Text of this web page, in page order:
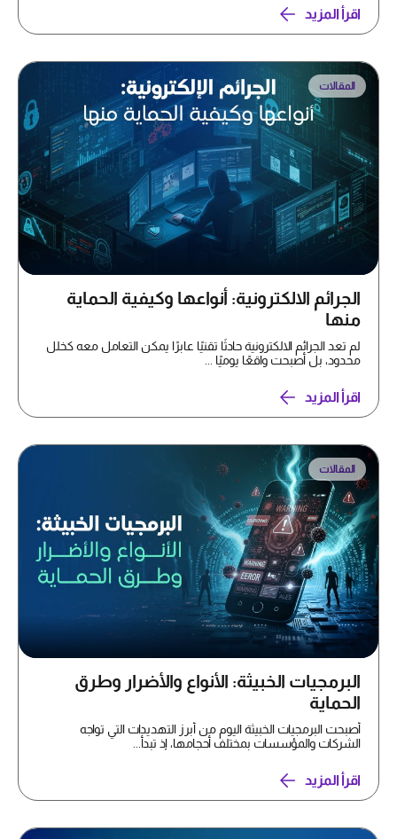
اقرأ المزيد
المقالات
الجرائم الالكترونية: أنواعها وكيفية الحماية
منها
لم تعد الجرائم الالكترونية حادثًا تقنيًا عابرًا يمكن التعامل معه كخلل
محدود، بل أصبحت واقعًا يوميًا ...
اقرأ المزيد
المقالات
البرمجيات الخبيثة: الأنواع والأضرار وطرق
الحماية
أصبحت البرمجيات الخبيثة اليوم من أبرز التهديدات التي تواجه
الشركات والمؤسسات بمختلف أحجامها، إذ تبدأ...
اقرأ المزيد